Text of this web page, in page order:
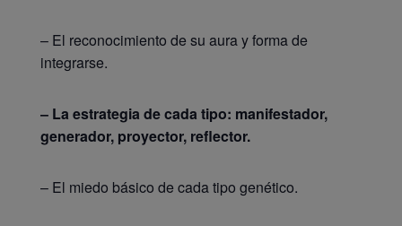
– El reconocimiento de su aura y forma de
integrarse.
– La estrategia de cada tipo: manifestador,
generador, proyector, reflector.
– El miedo básico de cada tipo genético.